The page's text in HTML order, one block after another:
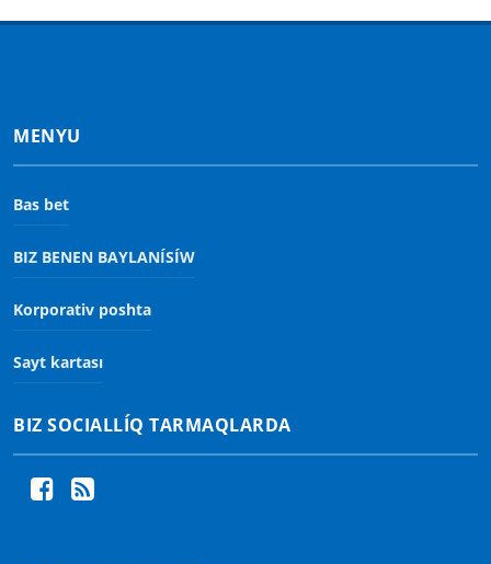
MENYU
Bas bet
BIZ BENEN BAYLANÍSÍW
Korporativ poshta
Sayt kartası
BIZ SOCIALLÍQ TARMAQLARDA